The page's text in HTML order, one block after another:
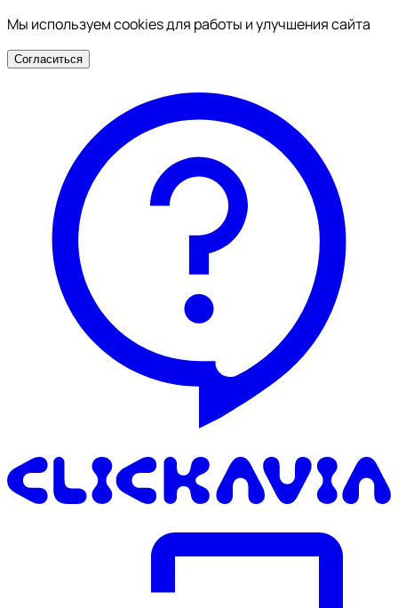
Мы используем cookies для работы и улучшения сайта
Согласиться